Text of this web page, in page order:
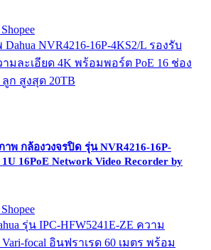
าพ กล้องวงจรปิด รุ่น NVR4216-16P-
16PoE Network Video Recorder by